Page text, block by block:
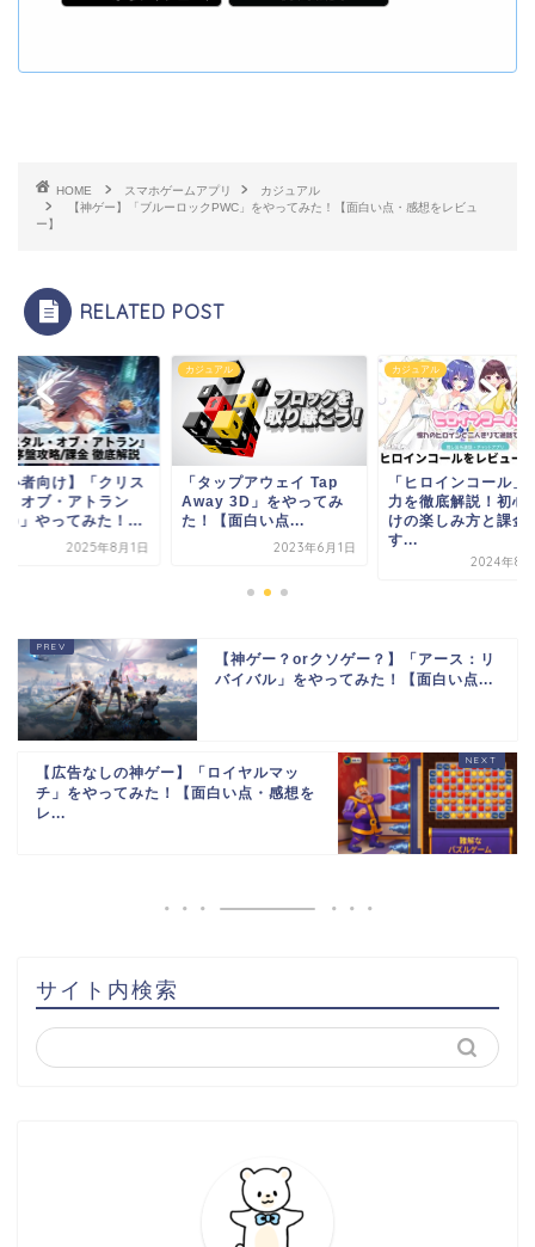
HOME スマホゲームアプリ
カジュアル
【神ゲー】「ブルーロックPWC」をやってみた！【面白い点・感想をレビュ
ー】
RELATED POST
カジュアル
タップアウェイ Tap
3D」をやってみ
！【面白い点...
2023年6月1日
カジュアル
「ヒロインコール」の魅
力を徹底解説！初心者向
けの楽しみ方と課金お
RPG
【初心者向け】
タル・オブ・ア
(CoA)」やって
【神ゲー？orクソゲー？】「アース：リ
バイバル」をやってみた！【面白い点...
【広告なしの神ゲー】「ロイヤルマッ
チ」をやってみた！【面白い点・感想を
レ...
サイト内検索